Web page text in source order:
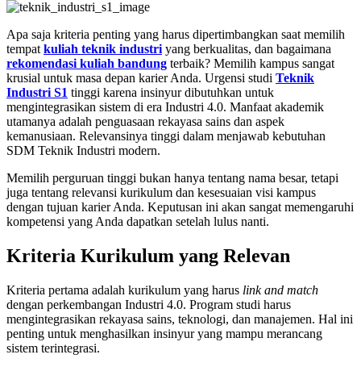
Apa saja kriteria penting yang harus dipertimbangkan saat memilih
tempat kuliah teknik industri yang berkualitas, dan bagaimana
rekomendasi kuliah bandung terbaik? Memilih kampus sangat
krusial untuk masa depan karier Anda. Urgensi studi Teknik
Industri S1 tinggi karena insinyur dibutuhkan untuk
mengintegrasikan sistem di era Industri 4.0. Manfaat akademik
utamanya adalah penguasaan rekayasa sains dan aspek
kemanusiaan. Relevansinya tinggi dalam menjawab kebutuhan
SDM Teknik Industri modern.
Memilih perguruan tinggi bukan hanya tentang nama besar, tetapi
juga tentang relevansi kurikulum dan kesesuaian visi kampus
dengan tujuan karier Anda. Keputusan ini akan sangat memengaruhi
kompetensi yang Anda dapatkan setelah lulus nanti.
Kriteria Kurikulum yang Relevan
Kriteria pertama adalah kurikulum yang harus link and match
dengan perkembangan Industri 4.0. Program studi harus
mengintegrasikan rekayasa sains, teknologi, dan manajemen. Hal ini
penting untuk menghasilkan insinyur yang mampu merancang
sistem terintegrasi.